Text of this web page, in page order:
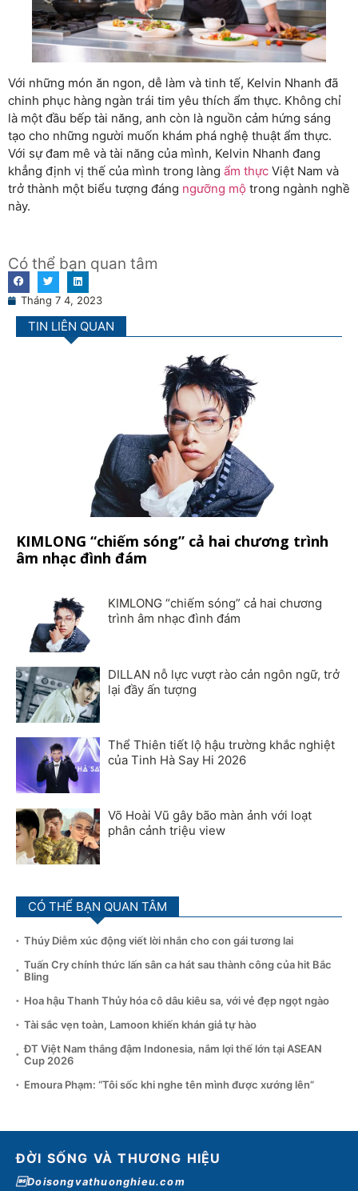
Với những món ăn ngon, dễ làm và tinh tế, Kelvin Nhanh đã
chinh phục hàng ngàn trái tim yêu thích ẩm thực. Không chỉ
là một đầu bếp tài năng, anh còn là nguồn cảm hứng sáng
tạo cho những người muốn khám phá nghệ thuật ẩm thực.
Với sự đam mê và tài năng của mình, Kelvin Nhanh đang
khẳng định vị thế của mình trong làng ẩm thực Việt Nam và
trở thành một biểu tượng đáng ngưỡng mộ trong ngành nghề
này.
Có thể bạn quan tâm
Tháng 7 4, 2023
TIN LIÊN QUAN
KIMLONG “chiếm sóng” cả hai chương trình
âm nhạc đình đám
KIMLONG “chiếm sóng” cả hai chương
trình âm nhạc đình đám
DILLAN nỗ lực vượt rào cản ngôn ngữ, trở
lại đầy ấn tượng
Thể Thiên tiết lộ hậu trường khắc nghiệt
của Tinh Hà Say Hi 2026
Võ Hoài Vũ gây bão màn ảnh với loạt
phân cảnh triệu view
CÓ THỂ BẠN QUAN TÂM
Thúy Diễm xúc động viết lời nhắn cho con gái tương lai
Tuấn Cry chính thức lấn sân ca hát sau thành công của hit Bắc
Bling
Hoa hậu Thanh Thủy hóa cô dâu kiêu sa, với vẻ đẹp ngọt ngào
Tài sắc vẹn toàn, Lamoon khiến khán giả tự hào
ĐT Việt Nam thắng đậm Indonesia, nắm lợi thế lớn tại ASEAN
Cup 2026
Emoura Phạm: “Tôi sốc khi nghe tên mình được xướng lên”
ĐỜI SỐNG VÀ THƯƠNG HIỆU
Doisongvathuonghieu.com